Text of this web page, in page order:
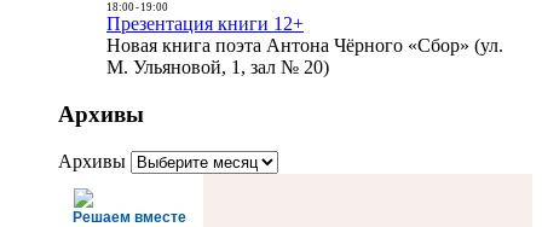
18:00- 19:00
Презентация книги 12+
Новая книга поэта Антона Чёрного «Сбор» (ул.
М. Ульяновой, 1, зал № 20)
Архивы
Архивы
Решаем вместе